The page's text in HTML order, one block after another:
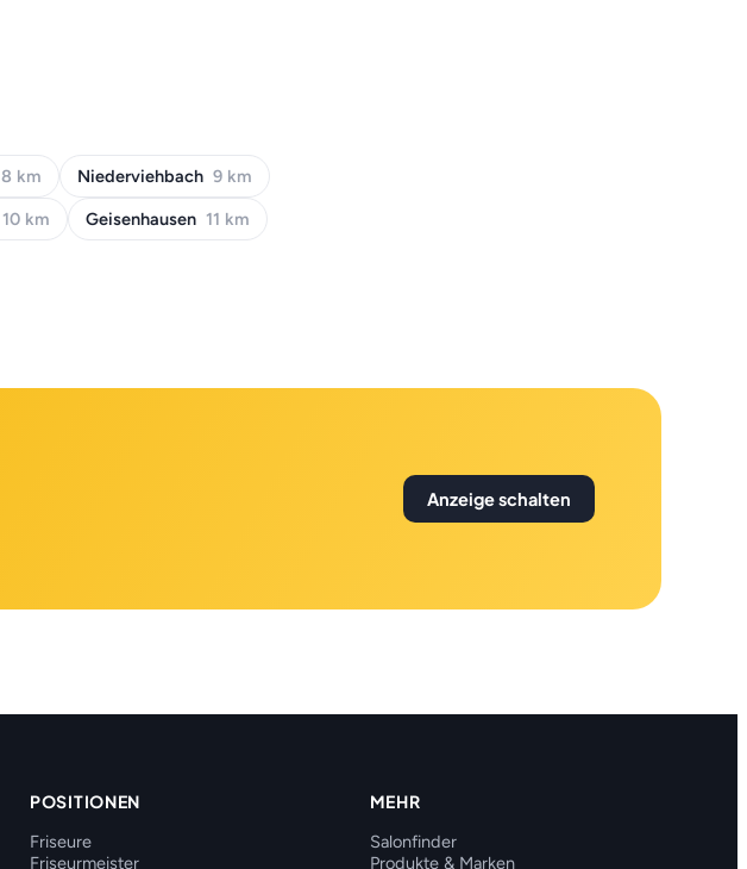
8 km Niederviehbach 9 km
10 km Geisenhausen 11 km
Anzeige schalten
POSITIONEN
Friseure
Friseurmeister
MEHR
Salonfinder
Produkte & Marken